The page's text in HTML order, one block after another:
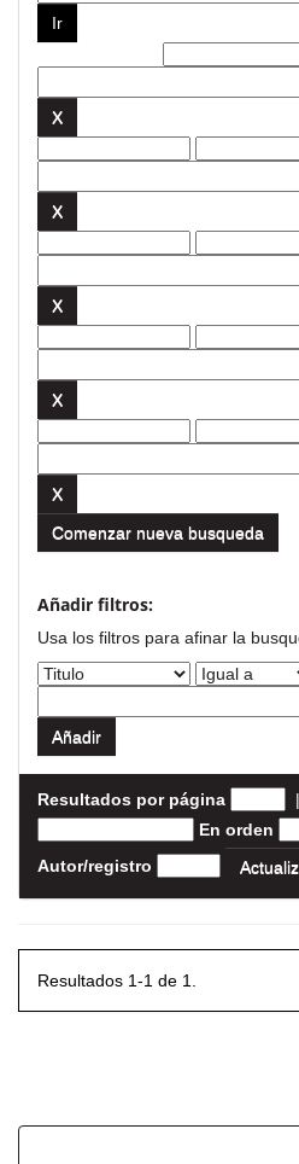
Comenzar nueva busqueda
Añadir filtros:
Usa los filtros para afinar la
Resultados por página |
En orden
Autor/registro
Resultados 1-1 de 1.